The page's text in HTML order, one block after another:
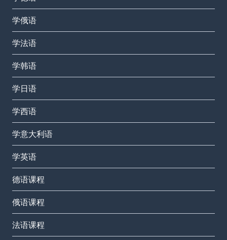
学俄语
学法语
学韩语
学日语
学西语
学意大利语
学英语
德语课程
俄语课程
法语课程